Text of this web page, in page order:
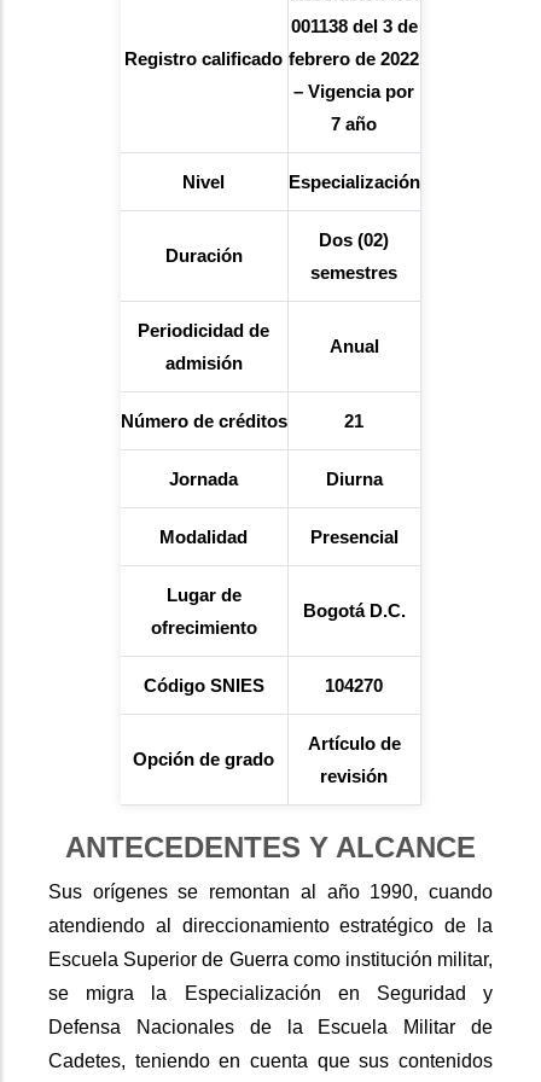
Registro calificado
001138 del 3 de
febrero de 2022
– Vigencia por
7 año
Nivel Especialización
Duración
Dos (02)
semestres
Periodicidad de
admisión
Anual
Número de créditos 21
Jornada Diurna
Modalidad Presencial
Lugar de
ofrecimiento
Bogotá D.C.
Código SNIES 104270
Opción de grado
Artículo de
revisión
ANTECEDENTES Y ALCANCE
Sus orígenes se remontan al año 1990, cuando
atendiendo al direccionamiento estratégico de la
Escuela Superior de Guerra como institución militar,
se migra la Especialización en Seguridad y
Defensa Nacionales de la Escuela Militar de
Cadetes, teniendo en cuenta que sus contenidos